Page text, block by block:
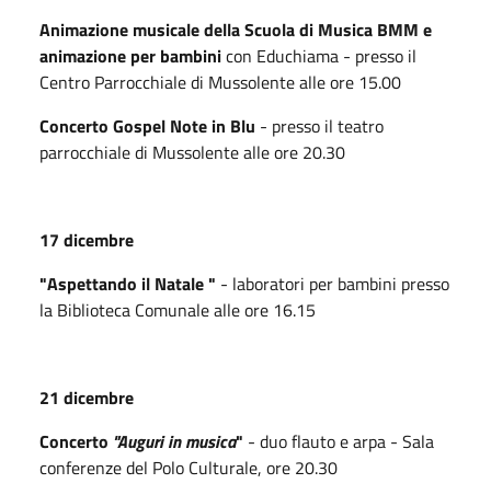
Animazione musicale della Scuola di Musica BMM e
animazione per bambinicon Educhiama - presso il
Centro Parrocchiale di Mussolente alle ore 15.00
Concerto Gospel Note in Blu - presso il teatro
parrocchiale di Mussolente alle ore 20.30
17 dicembre
"Aspettando il Natale " - laboratori per bambini presso
la Biblioteca Comunale alle ore 16.15
21 dicembre
Concerto "Auguri in musica" - duo flauto e arpa - Sala
conferenze del Polo Culturale, ore 20.30